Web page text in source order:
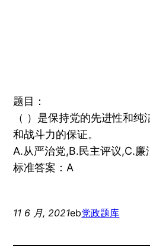
题目：
（ ）是保持党的先进性和
和战斗力的保证。
A.从严治党,B.民主评议,C.廉
标准答案：A
11 6 月, 2021eb党政题库